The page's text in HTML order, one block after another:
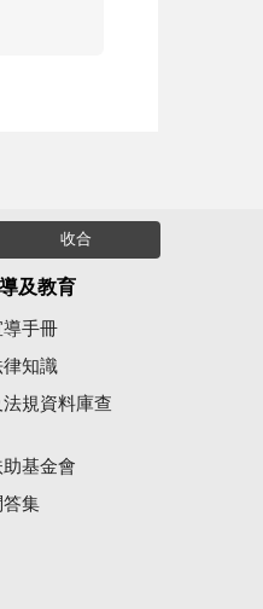
收合
及教育
手冊
知識
規資料庫查
基金會
答集